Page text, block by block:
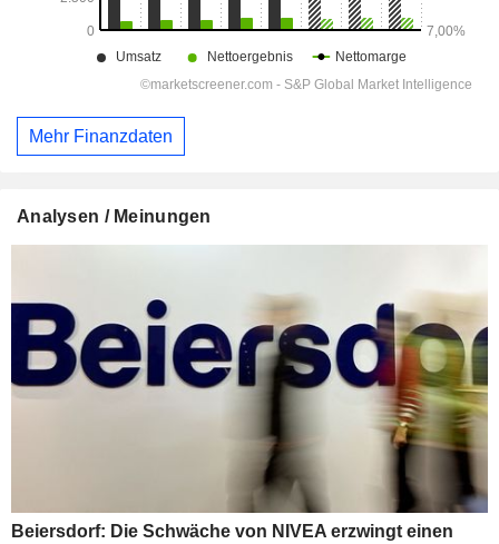
Mehr Finanzdaten
Analysen / Meinungen
Beiersdorf: Die Schwäche von NIVEA erzwingt einen